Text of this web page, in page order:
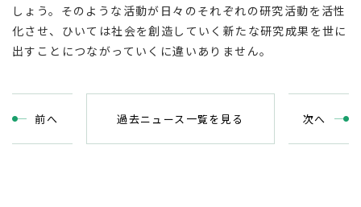
しょう。そのような活動が日々のそれぞれの研究活動を活性
化させ、ひいては社会を創造していく新たな研究成果を世に
出すことにつながっていくに違いありません。
前へ 過去ニュース一覧を見る 次へ